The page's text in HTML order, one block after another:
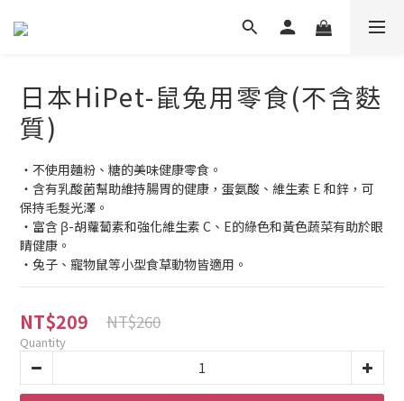
日本HiPet-鼠兔用零食(不含麩
質)
・不使用麵粉、糖的美味健康零食。
・含有乳酸菌幫助維持腸胃的健康，蛋氨酸、維生素 E 和鋅，可
保持毛髮光澤。
・富含 β-胡蘿蔔素和強化維生素 C、E的綠色和黃色蔬菜有助於眼
睛健康。
・兔子、寵物鼠等小型食草動物皆適用。
NT$209 NT$260
Quantity